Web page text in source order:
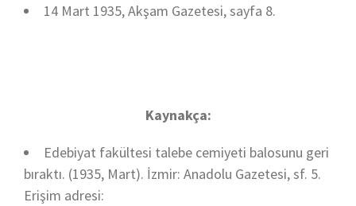
14 Mart 1935, Akşam Gazetesi, sayfa 8.
Kaynakça:
Edebiyat fakültesi talebe cemiyeti balosunu geri
bıraktı. (1935, Mart). İzmir: Anadolu Gazetesi, sf. 5.
Erişim adresi: